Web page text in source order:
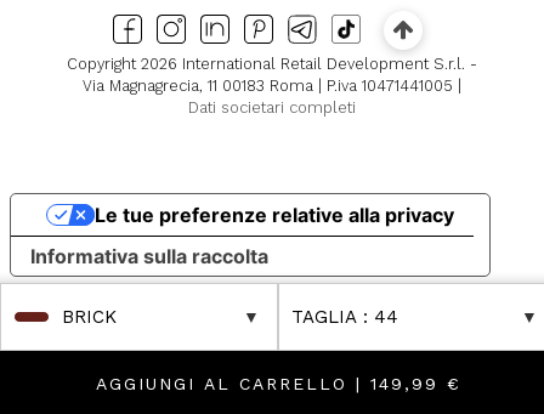
FUORI TUTTO Fino al -80% Online & in Boutique!
BRICK TAGLIA : 44
AGGIUNGI AL CARRELLO | 149,99 €
Copyright 2026 International Retail Development S.r.l. -
Via Magnagrecia, 11 00183 Roma | P.iva 10471441005 |
Dati societari completi
FUORI TUTTO Fino al -80% Online & in Boutique!
Informativa sulla raccolta
Le tue preferenze relative alla privacy